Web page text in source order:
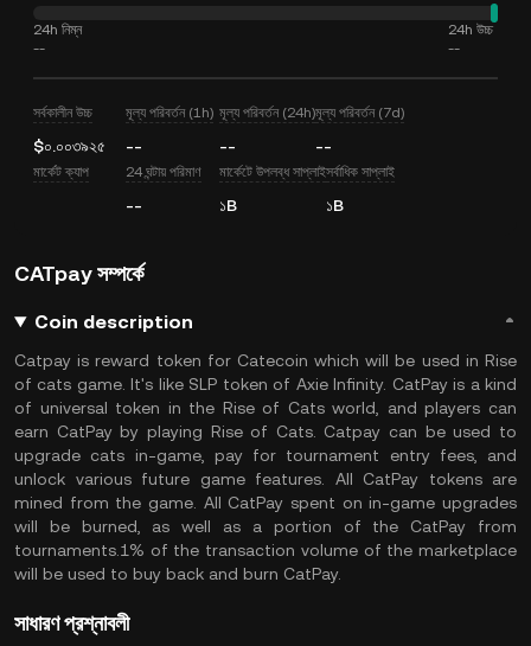
24h নিম্ন
--
24h উচ্চ
--
সর্বকালীন উচ্চ
$০.০০৩৯২৫
মূল্য পরিবর্তন (1h)
--
মূল্য পরিবর্তন (24h)
--
মূল্য পরিবর্তন (7d)
--
মার্কেট ক্যাপ 24 ঘন্টায় পরিমাণ
--
মার্কেটে উপলব্ধ সাপ্লাই
১B
সর্বাধিক সাপ্লাই
১B
CATpay সম্পর্কে
Coin description
Catpay is reward token for Catecoin which will be used in Rise
of cats game. It's like SLP token of Axie Infinity. CatPay is a kind
of universal token in the Rise of Cats world, and players can
earn CatPay by playing Rise of Cats. Catpay can be used to
upgrade cats in-game, pay for tournament entry fees, and
unlock various future game features. All CatPay tokens are
mined from the game. All CatPay spent on in-game upgrades
will be burned, as well as a portion of the CatPay from
tournaments.1% of the transaction volume of the marketplace
will be used to buy back and burn CatPay.
সাধারণ প্রশ্নাবলী